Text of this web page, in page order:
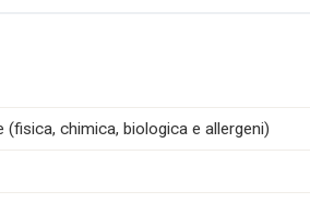
chimica, biologica e allergeni)